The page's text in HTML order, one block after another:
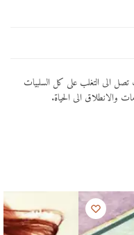
الى التغلب على كل السلبيات
والانطلاق الى الحياة.